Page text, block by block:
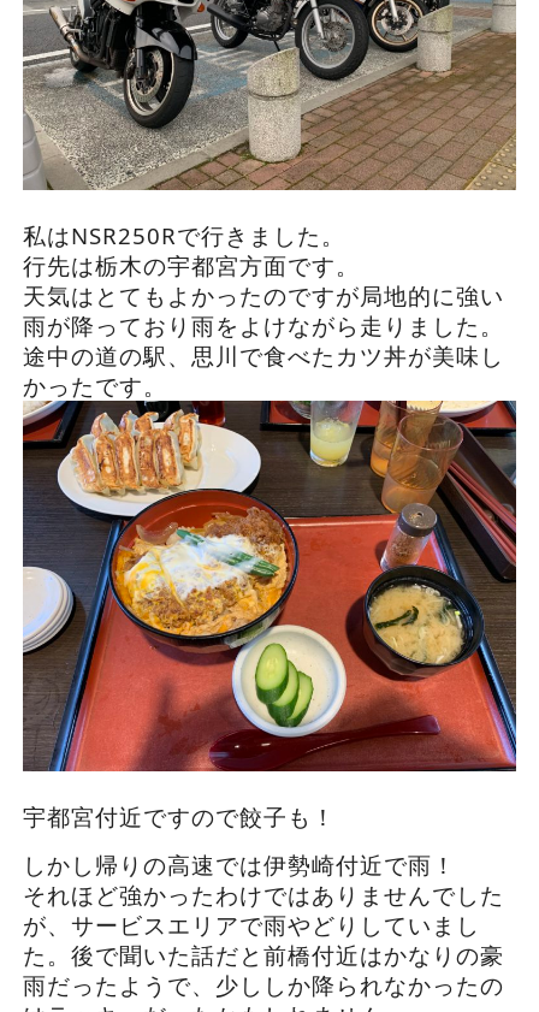
私はNSR250Rで行きました。
行先は栃木の宇都宮方面です。
天気はとてもよかったのですが局地的に強い
雨が降っており雨をよけながら走りました。
途中の道の駅、思川で食べたカツ丼が美味し
かったです。
宇都宮付近ですので餃子も！
しかし帰りの高速では伊勢崎付近で雨！
それほど強かったわけではありませんでした
が、サービスエリアで雨やどりしていまし
た。後で聞いた話だと前橋付近はかなりの豪
雨だったようで、少ししか降られなかったの